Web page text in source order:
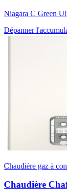
Niagara C Green
Dépanner
Chaudière gaz à
Chaudière